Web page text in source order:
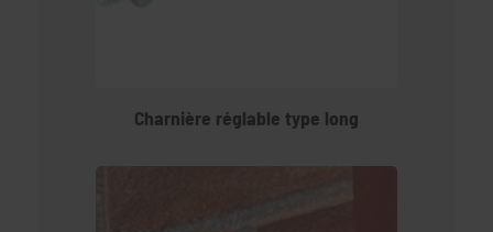
Charnière réglable type long